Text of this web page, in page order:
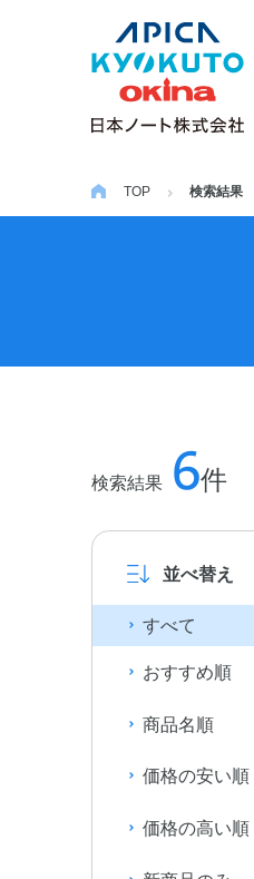
TOP 検索結果
検索結果 6件
並べ替え
すべて
おすすめ順
商品名順
価格の安い順
価格の高い順